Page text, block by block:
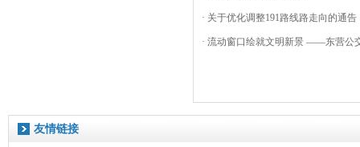
· 关于优化调整191路线路走向的通告
· 流动窗口绘就文明新景 ——东营公
友情链接